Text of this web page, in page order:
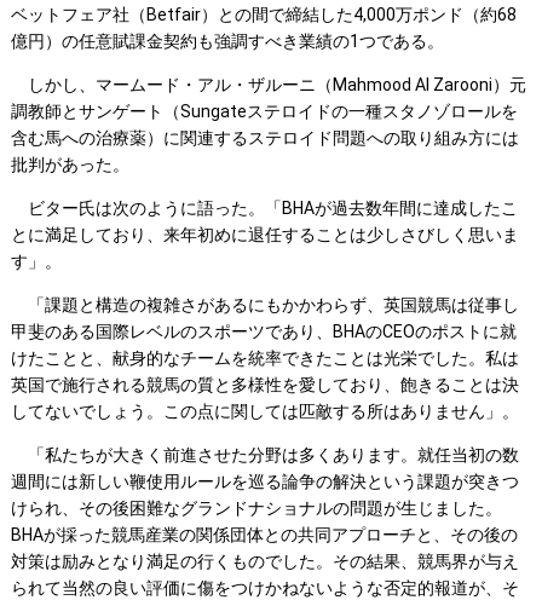
ベットフェア社（Betfair）との間で締結した4,000万ポンド（約68
億円）の任意賦課金契約も強調すべき業績の1つである。
しかし、マームード・アル・ザルーニ（Mahmood Al Zarooni）元
調教師とサンゲート（Sungateステロイドの一種スタノゾロールを
含む馬への治療薬）に関連するステロイド問題への取り組み方には
批判があった。
ビター氏は次のように語った。「BHAが過去数年間に達成したこ
とに満足しており、来年初めに退任することは少しさびしく思いま
す」。
「課題と構造の複雑さがあるにもかかわらず、英国競馬は従事し
甲斐のある国際レベルのスポーツであり、BHAのCEOのポストに就
けたことと、献身的なチームを統率できたことは光栄でした。私は
英国で施行される競馬の質と多様性を愛しており、飽きることは決
してないでしょう。この点に関しては匹敵する所はありません」。
「私たちが大きく前進させた分野は多くあります。就任当初の数
週間には新しい鞭使用ルールを巡る論争の解決という課題が突きつ
けられ、その後困難なグランドナショナルの問題が生じました。
BHAが採った競馬産業の関係団体との共同アプローチと、その後の
対策は励みとなり満足の行くものでした。その結果、競馬界が与え
られて当然の良い評価に傷をつけかねないような否定的報道が、そ